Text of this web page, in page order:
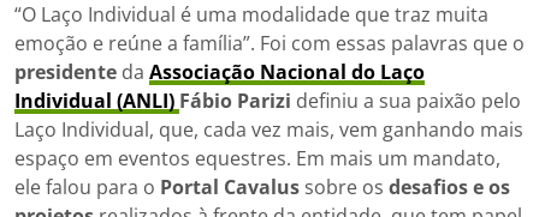
“O Laço Individual é uma modalidade que traz muita
emoção e reúne a família”. Foi com essas palavras que o
presidente da Associação Nacional do Laço
Individual (ANLI) Fábio Parizi definiu a sua paixão pelo
Laço Individual, que, cada vez mais, vem ganhando mais
espaço em eventos equestres. Em mais um mandato,
ele falou para o Portal Cavalus sobre os desafios e os